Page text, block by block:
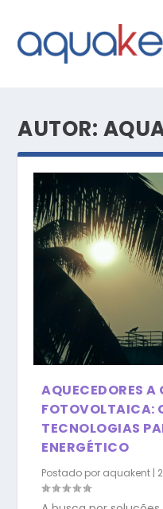
AUTOR:
AQUECEDORES A
FOTOVOLTAICA:
TECNOLOGIAS
ENERGÉTICO
Postado por aquakent |